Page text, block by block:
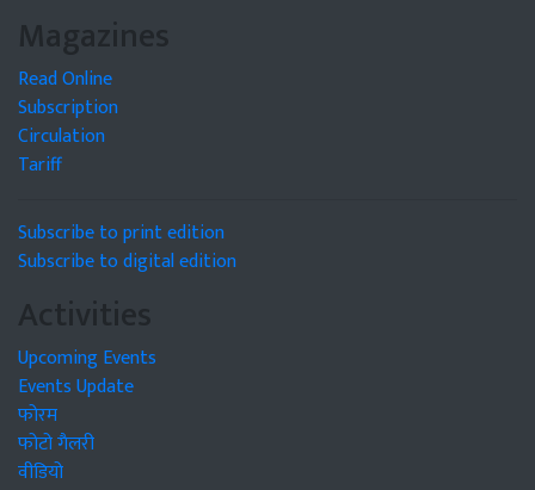
Magazines
Read Online
Subscription
Circulation
Tariff
Subscribe to print edition
Subscribe to digital edition
Activities
Upcoming Events
Events Update
फोरम
फोटो गैलरी
वीडियो